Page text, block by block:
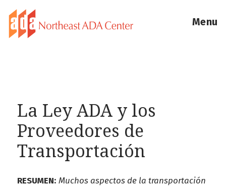
Menu
La Ley ADA y los
Proveedores de
Transportación
RESUMEN: Muchos aspectos de la transportación